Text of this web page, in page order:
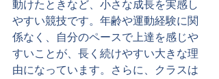
動けたときなど、小さな成長を実感し
やすい競技です。年齢や運動経験に関
係なく、自分のペースで上達を感じや
すいことが、長く続けやすい大きな理
由になっています。さらに、クラスは